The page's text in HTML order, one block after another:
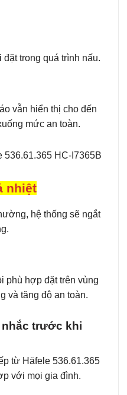
đặt trong quá trình nấu.
vẫn hiển thị cho đến
mức an toàn.
nhiệt
hệ thống sẽ ngắt
phù hợp đặt trên vùng
và tăng độ an toàn.
nhắc trước khi
từ Häfele 536.61.365
với mọi gia đình.